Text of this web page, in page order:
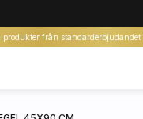
produkter från standarderbjudandet